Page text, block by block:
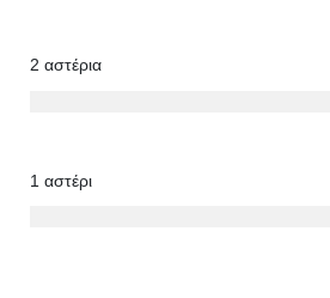
2 αστέρια
1 αστέρι